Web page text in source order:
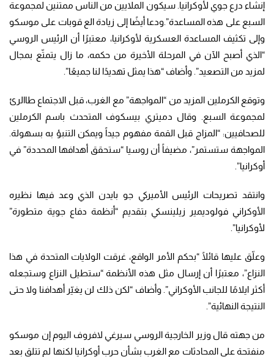
إنشاء درع جوي لأوكرانيا. سيكون الملايين من الناس ممتنين لمجموعة
السبع على هذه المساعدة”.ودعا أيضًا إلى زيادة الع قوبات على موسكو
وإلى تكثيف المساعدة العسكرية لأوكرانيا، معتبرًا أن الرئيس الروسي
“الذي أصبح الآن في المرحلة الأخيرة من حكمه، ما زال يتمتّع بمجال
لمزيد من التصعيد”. وأضاف “هذا يمثل تهديدًا لنا جميعًا”.
وتوقع الكرملين المزيد من “المواجهة” مع الغرب، قبل الاجتماع طاالرئ
لمجموعة السبع. وقال دميتري بيسكوف المتحدث باسم الكرملين
للصحافيين: “المزاج قبل القمة مفهوم جيداً ويمكن التنبؤ به بسهولة.
المواجهة ستستمر”، مضيفاً أن روسيا “ستحقق أهدافها المحددة” في
أوكرانيا”.
وانتقد تصريحات الرئيس الأميركي جو بايدن الذي وعد فيها نظيره
الأوكراني فولوديمير زيلينسكي بتقديم “أنظمة دفاع جوية متطورة”
لأوكرانيا”.
وعلّق عليها قائلًا “بحكم الأمر الواقع، غرقت الولايات المتحدة في هذا
النزاع”، معتبرًا أن إرسال مثل هذه الأنظمة “ستطيل النزاع وستجعله
أكثر ايلامًا للجانب الأوكراني”. وأضاف “لكن ذلك لن يغيّر أهدافنا ولا حتى
النتيجة النهائية”.
من جهته قال وزير الخارجية الروسي سيرغي لافروف اليوم إن موسكو
منفتحة على المحادثات مع الغرب بشأن حرب أوكرانيا لكنها لم تتلق بعد